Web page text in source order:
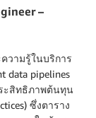
–
วามรู้ในบริการ
data pipelines
ะสิทธิภาพต้นทุน
ซึ่งตาราง